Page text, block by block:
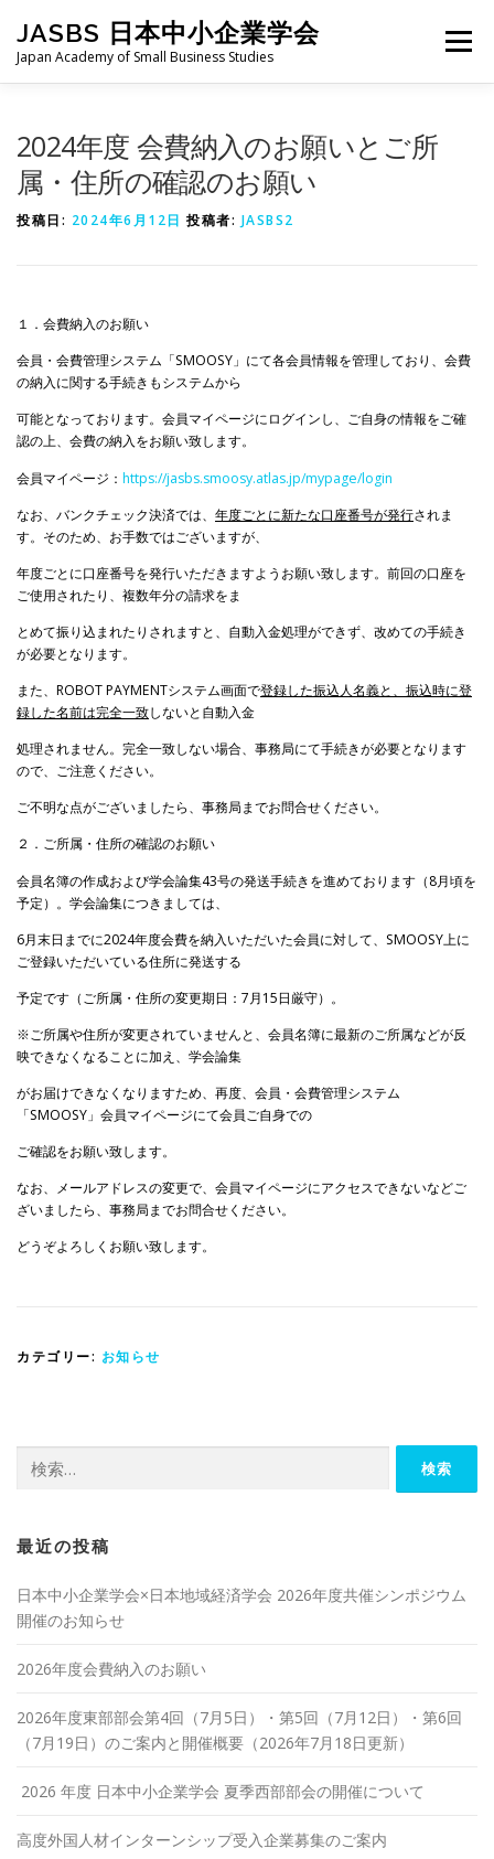
JASBS 日本中小企業学会
Japan Academy of Small Business Studies
メニュー
2024年度 会費納入のお願いとご所
属・住所の確認のお願い
投稿日: 2024年6月12日 投稿者: JASBS2
１．会費納入のお願い
会員・会費管理システム「SMOOSY」にて各会員情報を管理しており、会費
の納入に関する手続きもシステムから
可能となっております。会員マイページにログインし、ご自身の情報をご確
認の上、会費の納入をお願い致します。
会員マイページ： https://jasbs.smoosy.atlas.jp/mypage/login
なお、バンクチェック決済では、 年度ごとに新たな口座番号が発行されま
す。そのため、お手数ではございますが、
年度ごとに口座番号を発行いただきますようお願い致します。前回の口座を
ご使用されたり、複数年分の請求をま
とめて振り込まれたりされますと、自動入金処理ができず、改めての手続き
が必要となります。
また、ROBOT PAYMENTシステム画面で登録した振込人名義と、振込時に登
録した名前は完全一致しないと自動入金
処理されません。完全一致しない場合、事務局にて手続きが必要となります
ので、ご注意ください。
ご不明な点がございましたら、事務局までお問合せください。
２．ご所属・住所の確認のお願い
会員名簿の作成および学会論集43号の発送手続きを進めております（8月頃を
予定）。学会論集につきましては、
6月末日までに2024年度会費を納入いただいた会員に対して、SMOOSY上に
ご登録いただいている住所に発送する
予定です（ご所属・住所の変更期日：7月15日厳守）。
※ご所属や住所が変更されていませんと、会員名簿に最新のご所属などが反
映できなくなることに加え、学会論集
がお届けできなくなりますため、再度、会員・会費管理システム
「SMOOSY」会員マイページにて会員ご自身での
ご確認をお願い致します。
なお、メールアドレスの変更で、会員マイページにアクセスできないなどご
ざいましたら、事務局までお問合せください。
どうぞよろしくお願い致します。
カテゴリー: お知らせ
索:
最近の投稿
日本中小企業学会×日本地域経済学会 2026年度共催シンポジウム
開催のお知らせ
2026年度会費納入のお願い
2026年度東部部会第4回（7月5日）・第5回（7月12日）・第6回
（7月19日）のご案内と開催概要（2026年7月18日更新）
2026 年度 日本中小企業学会 夏季西部部会の開催について
高度外国人材インターンシップ受入企業募集のご案内